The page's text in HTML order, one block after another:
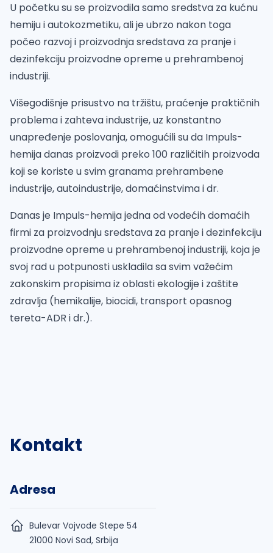
U početku su se proizvodila samo sredstva za kućnu
hemiju i autokozmetiku, ali je ubrzo nakon toga
počeo razvoj i proizvodnja sredstava za pranje i
dezinfekciju proizvodne opreme u prehrambenoj
industriji.
Višegodišnje prisustvo na tržištu, praćenje praktičnih
problema i zahteva industrije, uz konstantno
unapređenje poslovanja, omogućili su da Impuls-
hemija danas proizvodi preko 100 različitih proizvoda
koji se koriste u svim granama prehrambene
industrije, autoindustrije, domaćinstvima i dr.
Danas je Impuls-hemija jedna od vodećih domaćih
firmi za proizvodnju sredstava za pranje i dezinfekciju
proizvodne opreme u prehrambenoj industriji, koja je
svoj rad u potpunosti uskladila sa svim važećim
zakonskim propisima iz oblasti ekologije i zaštite
zdravlja (hemikalije, biocidi, transport opasnog
tereta-ADR i dr.).
Kontakt
Adresa
Bulevar Vojvode Stepe 54
21000 Novi Sad, Srbija